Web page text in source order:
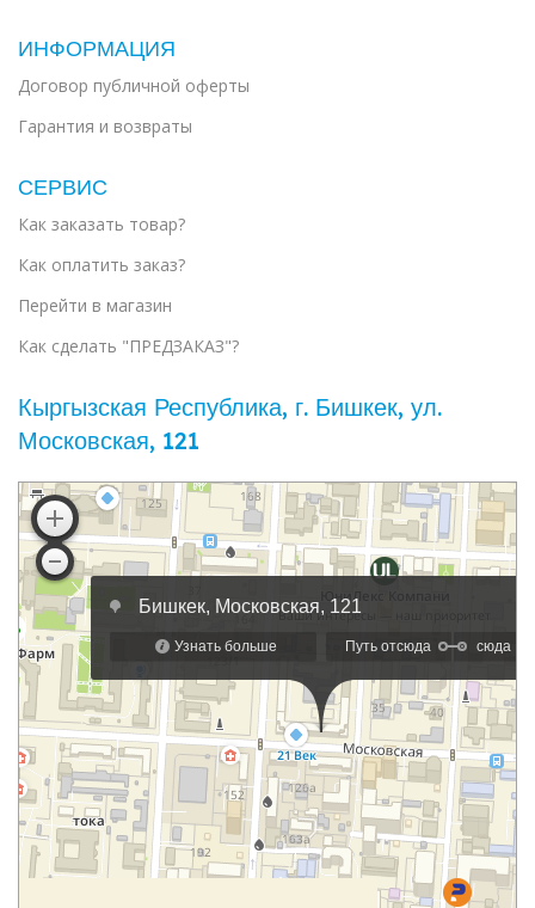
ИНФОРМАЦИЯ
Договор публичной оферты
Гарантия и возвраты
СЕРВИС
Как заказать товар?
Как оплатить заказ?
Перейти в магазин
Как сделать "ПРЕДЗАКАЗ"?
Кыргызская Республика, г. Бишкек, ул. ​
Московская, 121